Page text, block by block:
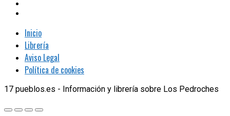
Inicio
Librería
Aviso Legal
Política de cookies
17 pueblos.es - Información y librería sobre Los Pedroches